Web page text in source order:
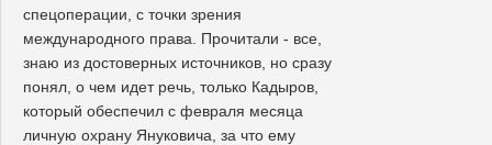
спецоперации, с точки зрения
международного права. Прочитали - все,
знаю из достоверных источников, но сразу
понял, о чем идет речь, только Кадыров,
который обеспечил с февраля месяца
личную охрану Януковича, за что ему